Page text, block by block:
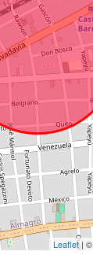
Leaflet| ©